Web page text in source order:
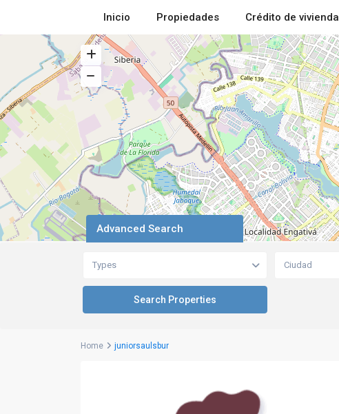
Inicio Propiedades Crédito de vivienda
Advanced Search
Types Ciudad
Home juniorsaulsbur